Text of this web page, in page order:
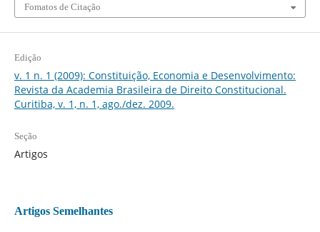
Fomatos de Citação
Edição
v. 1 n. 1 (2009): Constituição, Economia e Desenvolvimento:
Revista da Academia Brasileira de Direito Constitucional.
Curitiba, v. 1, n. 1, ago./dez. 2009.
Seção
Artigos
Artigos Semelhantes